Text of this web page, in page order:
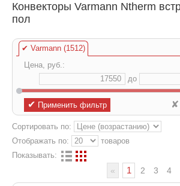
Конвекторы Varmann Ntherm
пол
✔ Varmann (1512)
Цена, руб.:
до
✔ Применить фильтр ✘
Сортировать по:
Отображать по:
товаров
Показывать:
« 1 2 3 4